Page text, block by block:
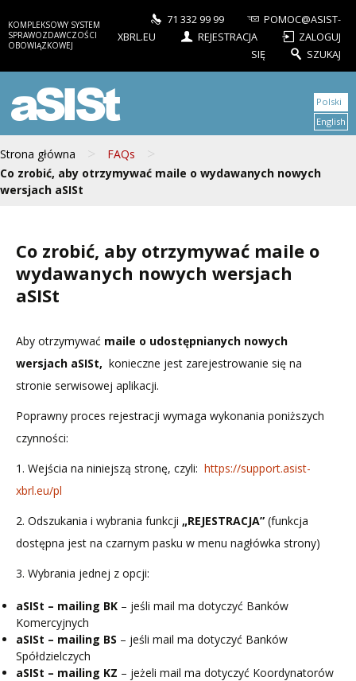
KOMPLEKSOWY SYSTEM
SPRAWOZDAWCZOŚCI
OBOWIĄZKOWEJ
71 332 99 99
POMOC@ASIST-
XBRL.EU
REJESTRACJA
ZALOGUJ
SIĘ
SZUKAJ
aSISt
Strona główna > FAQs >
Co zrobić, aby otrzymywać maile o wydawanych nowych
wersjach aSISt
Polski
English
Co zrobić, aby otrzymywać maile o
wydawanych nowych wersjach
aSISt
Aby otrzymywać maile o udostępnianych nowych
wersjach aSISt, konieczne jest zarejestrowanie się na
stronie serwisowej aplikacji.
Poprawny proces rejestracji wymaga wykonania poniższych
czynności:
1. Wejścia na niniejszą stronę, czyli: https://support.asist-
xbrl.eu/pl
2. Odszukania i wybrania funkcji „REJESTRACJA” (funkcja
dostępna jest na czarnym pasku w menu nagłówka strony)
3. Wybrania jednej z opcji:
aSISt – mailing BK – jeśli mail ma dotyczyć Banków
Komercyjnych
aSISt – mailing BS – jeśli mail ma dotyczyć Banków
Spółdzielczych
aSISt – mailing KZ – jeżeli mail ma dotyczyć Koordynatorów